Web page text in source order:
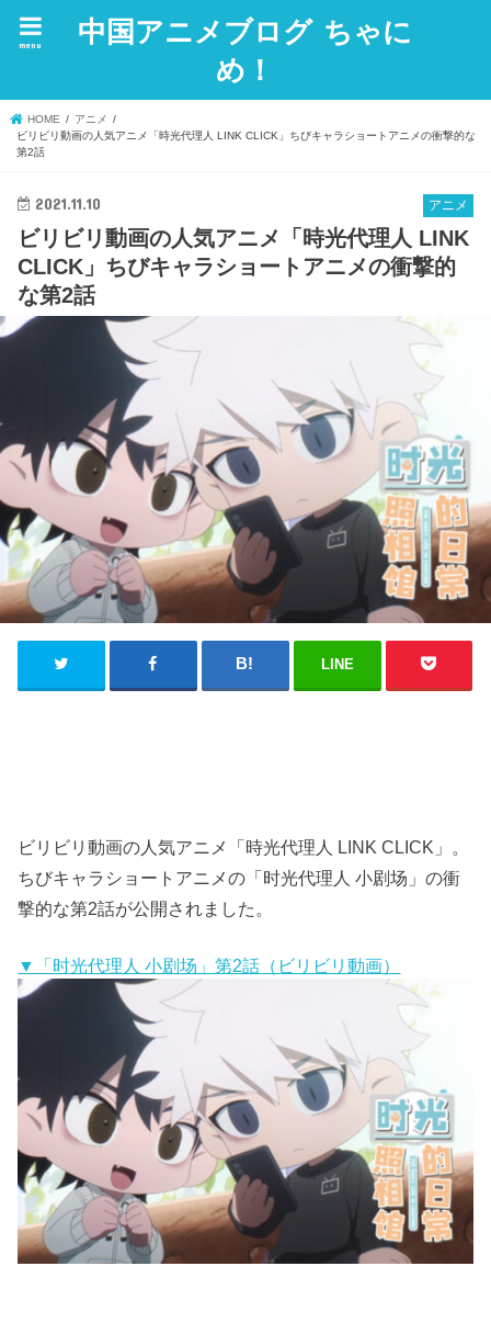
中国アニメブログ ちゃに
め！
menu
HOME
アニメ
ビリビリ動画の人気アニメ「時光代理人 LINK CLICK」ちびキャラショートアニメの衝撃的な
第2話
アニメ
2021.11.10
ビリビリ動画の人気アニメ「時光代理人 LINK
CLICK」ちびキャラショートアニメの衝撃的
な第2話
LINE
ビリビリ動画の人気アニメ「時光代理人 LINK CLICK」。
ちびキャラショートアニメの「时光代理人 小剧场」の衝
撃的な第2話が公開されました。
▼「时光代理人 小剧场」第2話（ビリビリ動画）